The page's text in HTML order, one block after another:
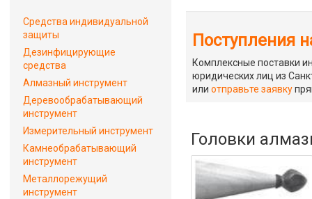
Поступления
Комплексные поставки
юридических лиц из
илиотправьте заявку
Головки
Средства индивидуальной
защиты
Дезинфицирующие
средства
Алмазный инструмент
Деревообрабатывающий
инструмент
Измерительный инструмент
Камнеобрабатывающий
инструмент
Металлорежущий
инструмент